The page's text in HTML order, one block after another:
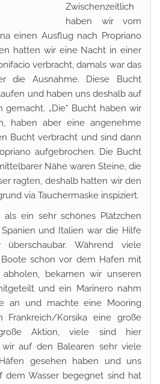
Zwischenzeitlich
haben wir vom
einen Ausflug nach Propriano
hatten wir eine Nacht in einer
verbracht, damals war das
die Ausnahme. Diese Bucht
und haben uns deshalb auf
„Die“ Bucht haben wir
haben aber eine angenehme
Bucht verbracht und sind dann
aufgebrochen. Die Bucht
Nähe waren Steine, die
ragten, deshalb hatten wir den
via Tauchermaske inspiziert.
als ein sehr schönes Plätzchen
und Italien war die Hilfe
Während viele
schon vor dem Hafen mit
bekamen wir unseren
und ein Marinero nahm
an und machte eine Mooring
Frankreich/Korsika eine große
Aktion, viele sind hier
wir auf den Balearen sehr viele
gesehen haben und uns
dem Wasser begegnet sind hat